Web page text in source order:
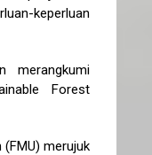
keperluan
merangkumi
Forest
merujuk